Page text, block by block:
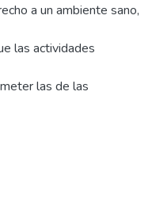
a un ambiente sano,
las actividades
las de las